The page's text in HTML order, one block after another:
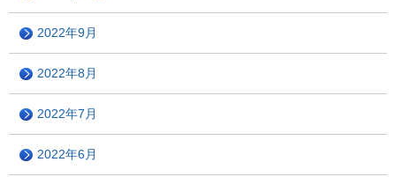
2022年9月
2022年8月
2022年7月
2022年6月